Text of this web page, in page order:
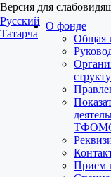
Версия для
Русский
Татарча
О фонде
Общая
Прием